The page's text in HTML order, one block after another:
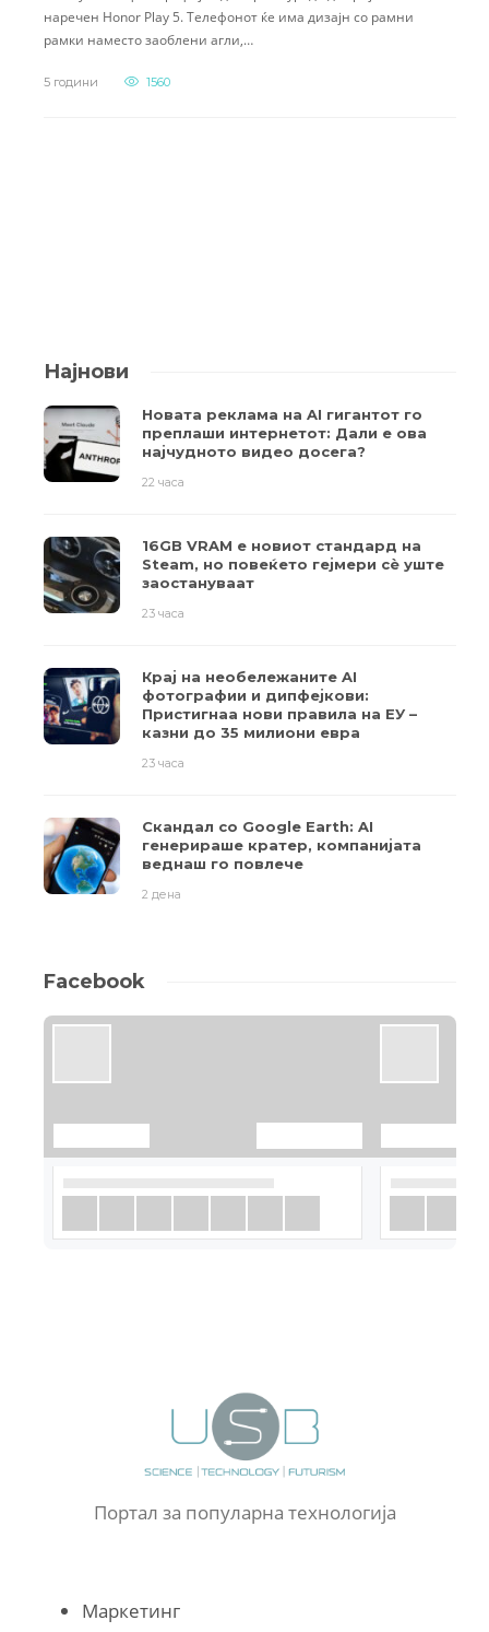
наречен Honor Play 5. Телефонот ќе има дизајн со рамни
рамки наместо заоблени агли,…
5 години 1560
Најнови
Новата реклама на AI гигантот го
преплаши интернетот: Дали е ова
најчудното видео досега?
22 часа
16GB VRAM е новиот стандард на
Steam, но повеќето гејмери ​​сè уште
заостануваат
23 часа
Крај на необележаните AI
фотографии и дипфејкови:
Пристигнаа нови правила на ЕУ –
казни до 35 милиони евра
23 часа
Скандал со Google Earth: AI
генерираше кратер, компанијата
веднаш го повлече
2 дена
Facebook
Портал за популарна технологија
Маркетинг